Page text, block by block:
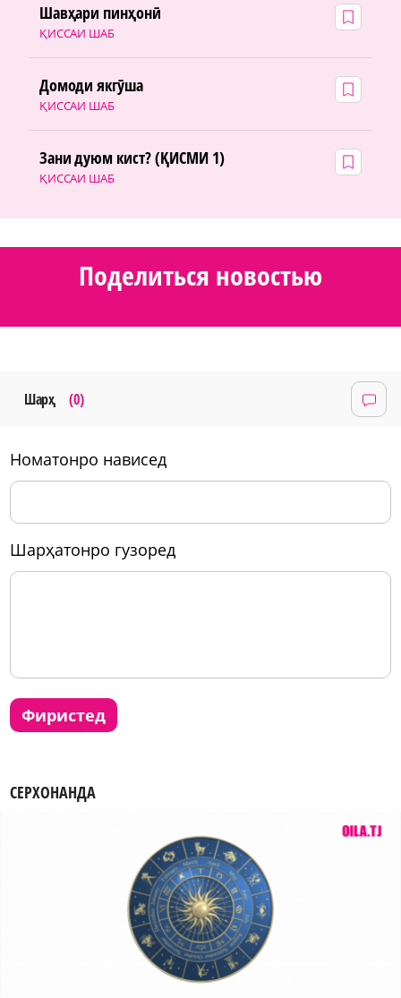
ҚИССАИ ШАБ
Шавҳари пинҳонӣ
ҚИССАИ ШАБ
Домоди якгӯша
ҚИССАИ ШАБ
Зани дуюм кист? (ҚИСМИ 1)
Поделиться новостью
Шарҳ (0)
номатонро нависед
шарҳатонро гузоред
фиристед
СЕРХОНАНДА